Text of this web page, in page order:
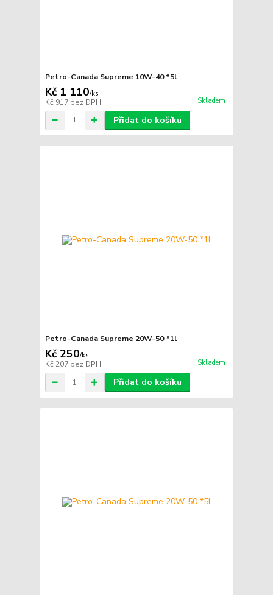
Petro-Canada Supreme 10W-40 *5l
Kč 1 110/ks
Kč 917 bez DPH Skladem
Přidat do košíku
Petro-Canada Supreme 20W-50 *1l
Kč 250/ks
Kč 207 bez DPH Skladem
Přidat do košíku